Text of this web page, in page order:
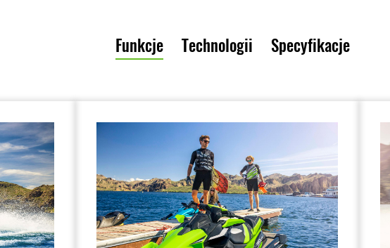
Funkcje Technologii Specyfikacje